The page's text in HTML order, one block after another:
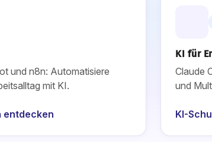
und n8n: Automatisiere
mit KI.
entdecken
KI für
Claude
und
KI-